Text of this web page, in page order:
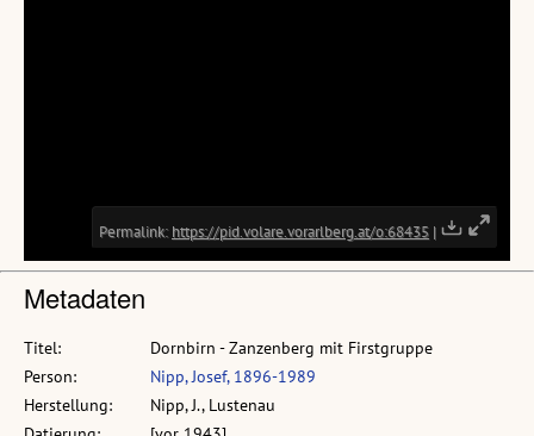
Metadaten
Titel:
Dornbirn - Zanzenberg mit Firstgruppe
Person:
Nipp, Josef, 1896-1989
Herstellung:
Nipp, J., Lustenau